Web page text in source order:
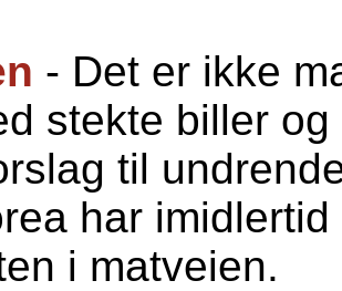
- Det er ikke
stekte biller
til
har
i matveien.